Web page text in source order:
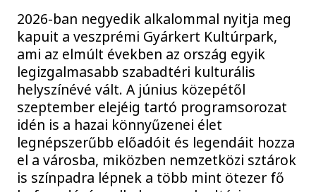
2026-ban negyedik alkalommal nyitja meg
kapuit a veszprémi Gyárkert Kultúrpark,
ami az elmúlt években az ország egyik
legizgalmasabb szabadtéri kulturális
helyszínévé vált. A június közepétől
szeptember elejéig tartó programsorozat
idén is a hazai könnyűzenei élet
legnépszerűbb előadóit és legendáit hozza
el a városba, miközben nemzetközi sztárok
is színpadra lépnek a több mint ötezer fő